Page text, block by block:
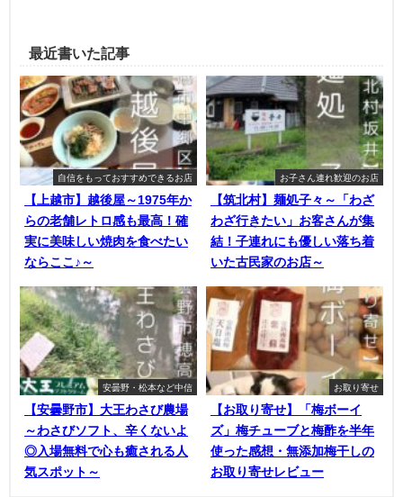
最近書いた記事
自信をもっておすすめできるお店
【上越市】越後屋～1975年か
らの老舗レトロ感も最高！確
実に美味しい焼肉を食べたい
ならここ♪～
お子さん連れ歓迎のお店
【筑北村】麺処子々～「わざ
わざ行きたい」お客さんが集
結！子連れにも優しい落ち着
いた古民家のお店～
安曇野・松本など中信
【安曇野市】大王わさび農場
～わさびソフト、辛くないよ
◎入場無料で心も癒される人
気スポット～
お取り寄せ
【お取り寄せ】「梅ボーイ
ズ」梅チューブと梅酢を半年
使った感想・無添加梅干しの
お取り寄せレビュー